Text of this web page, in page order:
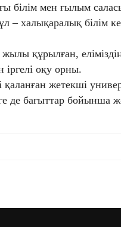
білім мен ғылым
– халықаралық білім
құрылған, еліміздің
іргелі оқу орны.
жетекші
де бағыттар бойынша